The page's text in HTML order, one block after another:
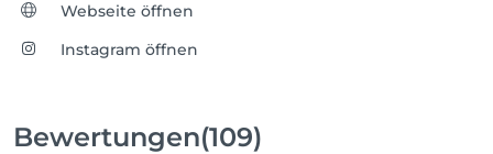
Webseite öffnen
Instagram öffnen
Bewertungen(109)